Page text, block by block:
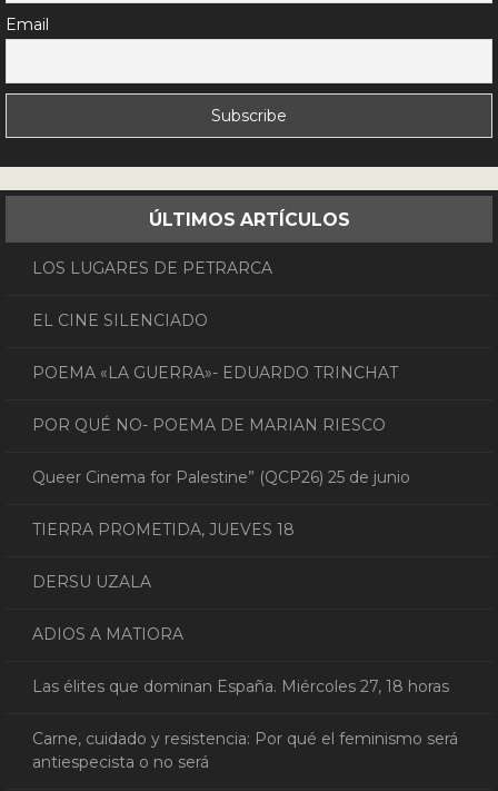
Email
ÚLTIMOS ARTÍCULOS
LOS LUGARES DE PETRARCA
EL CINE SILENCIADO
POEMA «LA GUERRA»- EDUARDO TRINCHAT
POR QUÉ NO- POEMA DE MARIAN RIESCO
Queer Cinema for Palestine” (QCP26) 25 de junio
TIERRA PROMETIDA, JUEVES 18
DERSU UZALA
ADIOS A MATIORA
Las élites que dominan España. Miércoles 27, 18 horas
Carne, cuidado y resistencia: Por qué el feminismo será
antiespecista o no será